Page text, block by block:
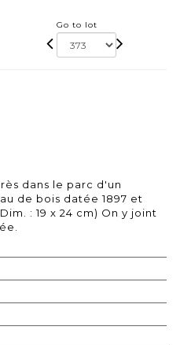
Go to lot
dans le parc d'un
de bois datée 1897 et
: 19 x 24 cm) On y joint